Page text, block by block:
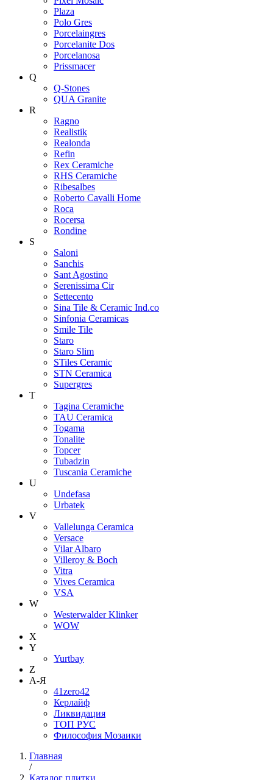
Plaza
Polo Gres
Porcelaingres
Porcelanite Dos
Porcelanosa
Prissmacer
Q
Q-Stones
QUA Granite
R
Ragno
Realistik
Realonda
Refin
Rex Ceramiche
RHS Ceramiche
Ribesalbes
Roberto Cavalli Home
Roca
Rocersa
Rondine
S
Saloni
Sanchis
Sant Agostino
Serenissima Cir
Settecento
Sina Tile & Ceramic Ind.co
Sinfonia Ceramicas
Smile Tile
Staro
Staro Slim
STiles Ceramic
STN Ceramica
Supergres
T
Tagina Ceramiche
TAU Ceramica
Togama
Tonalite
Topcer
Tubadzin
Tuscania Ceramiche
U
Undefasa
Urbatek
V
Vallelunga Ceramica
Versace
Vilar Albaro
Villeroy & Boch
Vitra
Vives Ceramica
VSA
W
Westerwalder Klinker
WOW
X
Y
Yurtbay
Z
А-Я
41zero42
Керлайф
Ликвидация
ТОП РУС
Философия Мозаики
Главная
/
Каталог плитки